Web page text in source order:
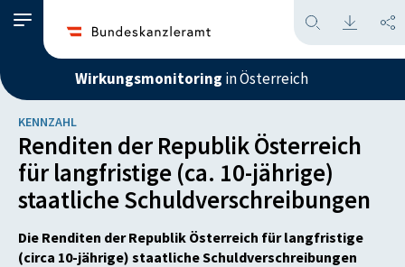
Wirkungsmonitoring in Österreich
KENNZAHL
Renditen der Republik Österreich
für langfristige (ca. 10-jährige)
staatliche Schuldverschreibungen
Die Renditen der Republik Österreich für langfristige
(circa 10-jährige) staatliche Schuldverschreibungen